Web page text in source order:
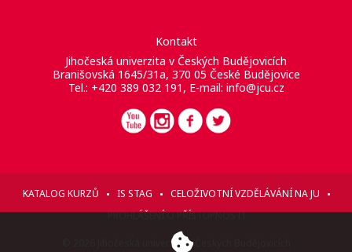
Kontakt
Jihočeská univerzita v Českých Budějovicích
Branišovská 1645/31a, 370 05 České Budějovice
Tel.: +420 389 032 191, E-mail: info@jcu.cz
KATALOG KURZŮ IS STAG
CELOŽIVOTNÍ VZDĚLÁVÁNÍ NA JU
PROHLÁŠENÍ O PŘÍSTUPNOSTI
© 2026 Jihočeská univerzita v Českých Budějovicích